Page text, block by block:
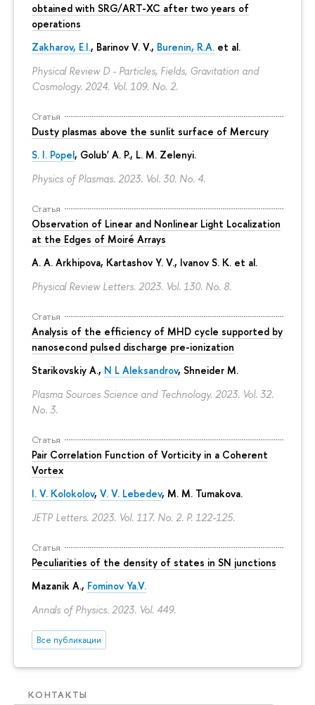
obtained with SRG/ART-XC after two years of
operations
Zakharov, E.I., Barinov V. V., Burenin, R.A. et al.
Physical Review D - Particles, Fields, Gravitation and
Cosmology. 2024. Vol. 109. No. 2.
Статья
Dusty plasmas above the sunlit surface of Mercury
S. I. Popel, Golub' A. P., L. M. Zelenyi.
Physics of Plasmas. 2023. Vol. 30. No. 4.
Статья
Observation of Linear and Nonlinear Light Localization
at the Edges of Moiré Arrays
A. A. Arkhipova, Kartashov Y. V., Ivanov S. K. et al.
Physical Review Letters. 2023. Vol. 130. No. 8.
Статья
Analysis of the efficiency of MHD cycle supported by
nanosecond pulsed discharge pre-ionization
Starikovskiy A., N L Aleksandrov, Shneider M.
Plasma Sources Science and Technology. 2023. Vol. 32.
No. 3.
Статья
Pair Correlation Function of Vorticity in a Coherent
Vortex
I. V. Kolokolov, V. V. Lebedev, M. M. Tumakova.
JETP Letters. 2023. Vol. 117. No. 2. P. 122-125.
Статья
Peculiarities of the density of states in SN junctions
Mazanik A., Fominov Ya.V.
Annals of Physics. 2023. Vol. 449.
Все публикации
КОНТАКТЫ